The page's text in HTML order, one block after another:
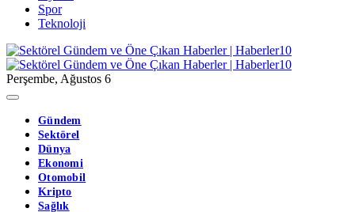
Spor
Teknoloji
Perşembe, Ağustos 6
Gündem
Sektörel
Dünya
Ekonomi
Otomobil
Kripto
Sağlık